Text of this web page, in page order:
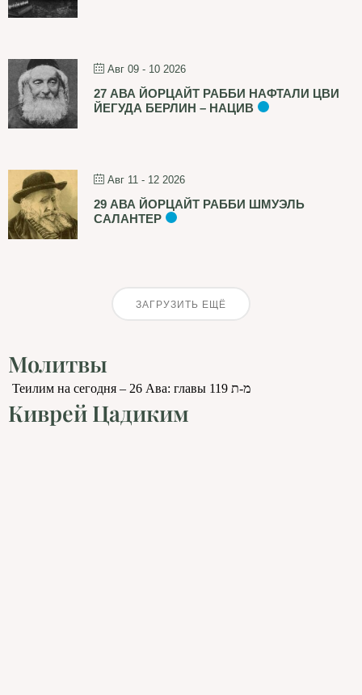
Авг 09 - 10 2026
27 АВА ЙОРЦАЙТ РАББИ НАФТАЛИ ЦВИ
ЙЕГУДА БЕРЛИН – НАЦИВ
Авг 11 - 12 2026
29 АВА ЙОРЦАЙТ РАББИ ШМУЭЛЬ
САЛАНТЕР
ЗАГРУЗИТЬ ЕЩЁ
Молитвы
Теилим на сегодня – 26 Ава: главы 119 מ-ת
Киврей Цадиким